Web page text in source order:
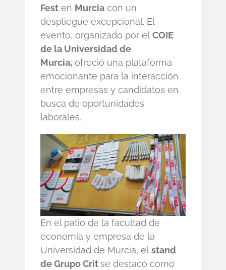
Fest en Murcia con un
despliegue excepcional. El
evento, organizado por el COIE
de la Universidad de
Murcia, ofreció una plataforma
emocionante para la interacción
entre empresas y candidatos en
busca de oportunidades
laborales.
En el patio de la facultad de
economía y empresa de la
Universidad de Murcia, el stand
de Grupo Critse destacó como